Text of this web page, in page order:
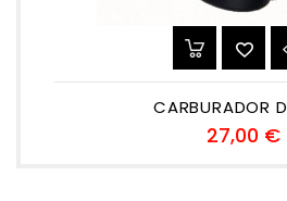
CARBURADOR
27,00 €